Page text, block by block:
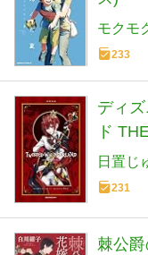
モクモ
233
ディ
ド
(小説)
日置じ
231
棘公